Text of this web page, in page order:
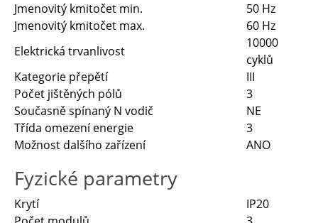
Jmenovitý kmitočet min.
50 Hz
Jmenovitý kmitočet max.
60 Hz
Elektrická trvanlivost
10000
cyklů
Kategorie přepětí
III
Počet jištěných pólů
3
Současně spínaný N vodič
NE
Třída omezení energie
3
Možnost dalšího zařízení
ANO
Fyzické parametry
Krytí
IP20